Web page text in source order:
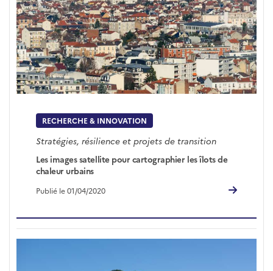
RECHERCHE & INNOVATION
Stratégies, résilience et projets de transition
Les images satellite pour cartographier les îlots de
chaleur urbains
Publié le 01/04/2020